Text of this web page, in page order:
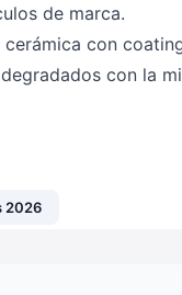
de marca.
con
con la
2026